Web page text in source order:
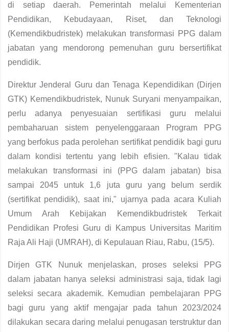
di setiap daerah. Pemerintah melalui Kementerian
Pendidikan, Kebudayaan, Riset, dan Teknologi
(Kemendikbudristek) melakukan transformasi PPG dalam
jabatan yang mendorong pemenuhan guru bersertifikat
pendidik.
Direktur Jenderal Guru dan Tenaga Kependidikan (Dirjen
GTK) Kemendikbudristek, Nunuk Suryani menyampaikan,
perlu adanya penyesuaian sertifikasi guru melalui
pembaharuan sistem penyelenggaraan Program PPG
yang berfokus pada perolehan sertifikat pendidik bagi guru
dalam kondisi tertentu yang lebih efisien. "Kalau tidak
melakukan transformasi ini (PPG dalam jabatan) bisa
sampai 2045 untuk 1,6 juta guru yang belum serdik
(sertifikat pendidik), saat ini," ujarnya pada acara Kuliah
Umum Arah Kebijakan Kemendikbudristek Terkait
Pendidikan Profesi Guru di Kampus Universitas Maritim
Raja Ali Haji (UMRAH), di Kepulauan Riau, Rabu, (15/5).
Dirjen GTK Nunuk menjelaskan, proses seleksi PPG
dalam jabatan hanya seleksi administrasi saja, tidak lagi
seleksi secara akademik. Kemudian pembelajaran PPG
bagi guru yang aktif mengajar pada tahun 2023/2024
dilakukan secara daring melalui penugasan terstruktur dan